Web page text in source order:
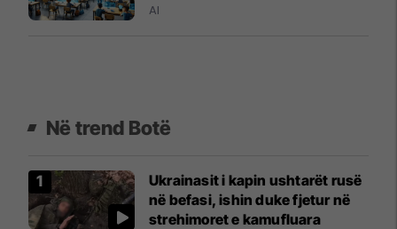
AI
Në trend Botë
Ukrainasit i kapin ushtarët rusë
në befasi, ishin duke fjetur në
strehimoret e kamufluara